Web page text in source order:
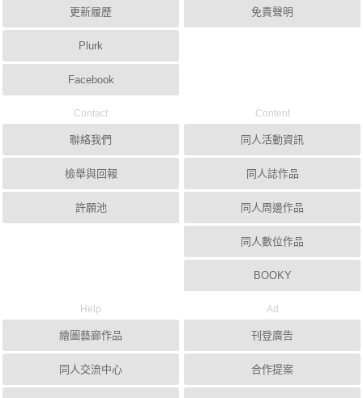
更新履歷
Plurk
Facebook
免責聲明
Contact
聯絡我們
檢舉與回報
許願池
Content
同人活動資訊
同人誌作品
同人周邊作品
同人數位作品
BOOKY
Help
繪圖藝廊作品
同人交流中心
Ad
刊登廣告
合作提案